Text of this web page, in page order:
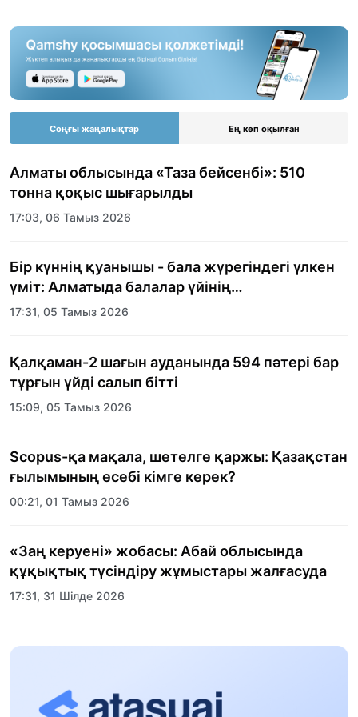
Соңғы жаңалықтар Ең көп оқылған
Алматы облысында «Таза бейсенбі»: 510
тонна қоқыс шығарылды
17:03, 06 Тамыз 2026
Бір күннің қуанышы - бала жүрегіндегі үлкен
үміт: Алматыда балалар үйінің
тәрбиеленушілеріне мерекелік күн
17:31, 05 Тамыз 2026
Қалқаман-2 шағын ауданында 594 пәтері бар
тұрғын үйді салып бітті
15:09, 05 Тамыз 2026
Scopus-қа мақала, шетелге қаржы: Қазақстан
ғылымының есебі кімге керек?
00:21, 01 Тамыз 2026
«Заң керуені» жобасы: Абай облысында
құқықтық түсіндіру жұмыстары жалғасуда
17:31, 31 Шілде 2026
Халықаралық «Формула-1 H2O» жарысын
13:13, 30 Шілде 2026